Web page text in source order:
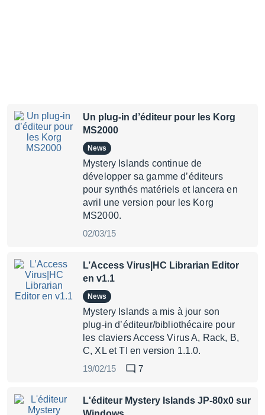
Un plug-in d’éditeur pour les Korg
MS2000
News
Mystery Islands continue de
développer sa gamme d’éditeurs
pour synthés matériels et lancera en
avril une version pour les Korg
MS2000.
02/03/15
L’Access Virus|HC Librarian Editor
en v1.1
News
Mystery Islands a mis à jour son
plug-in d’éditeur/bibliothécaire pour
les claviers Access Virus A, Rack, B,
C, XL et TI en version 1.1.0.
19/02/15
7
L'éditeur Mystery Islands JP-80x0 sur